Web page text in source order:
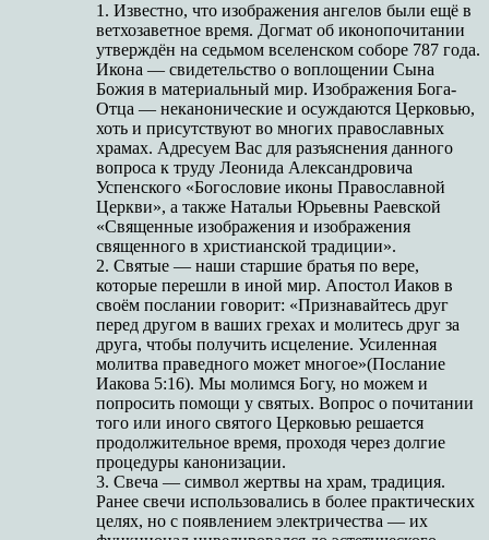
1. Известно, что изображения ангелов были ещё в
ветхозаветное время. Догмат об иконопочитании
утверждён на седьмом вселенском соборе 787 года.
Икона — свидетельство о воплощении Сына
Божия в материальный мир. Изображения Бога-
Отца — неканонические и осуждаются Церковью,
хоть и присутствуют во многих православных
храмах. Адресуем Вас для разъяснения данного
вопроса к труду Леонида Александровича
Успенского «Богословие иконы Православной
Церкви», а также Натальи Юрьевны Раевской
«Священные изображения и изображения
священного в христианской традиции».
2. Святые — наши старшие братья по вере,
которые перешли в иной мир. Апостол Иаков в
своём послании говорит: «Признавайтесь друг
перед другом в ваших грехах и молитесь друг за
друга, чтобы получить исцеление. Усиленная
молитва праведного может многое»(Послание
Иакова 5:16). Мы молимся Богу, но можем и
попросить помощи у святых. Вопрос о почитании
того или иного святого Церковью решается
продолжительное время, проходя через долгие
процедуры канонизации.
3. Свеча — символ жертвы на храм, традиция.
Ранее свечи использовались в более практических
целях, но с появлением электричества — их